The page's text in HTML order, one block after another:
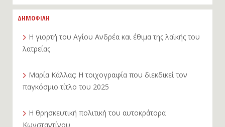
ΔΗΜΟΦΙΛΗ
Η γιορτή του Αγίου Ανδρέα και έθιμα της λαϊκής του
λατρείας
Μαρία Κάλλας: Η τοιχογραφία που διεκδικεί τον
παγκόσμιο τίτλο του 2025
Η θρησκευτική πολιτική του αυτοκράτορα
Κωνσταντίνου